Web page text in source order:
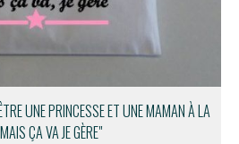
UNE PRINCESSE ET UNE MAMAN À LA
ÇA VA JE GÈRE"